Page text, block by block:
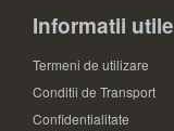
Informatii utile
Termeni de utilizare
Conditii de Transport
Confidentialitate